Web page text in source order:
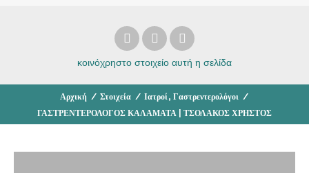
κοινόχρηστο στοιχείο αυτή η σελίδα
Αρχική / Στοιχεία / Ιατροί, Γαστρεντερολόγοι /
ΓΑΣΤΡΕΝΤΕΡΟΛΟΓΟΣ ΚΑΛΑΜΑΤΑ | ΤΣΟΛΑΚΟΣ ΧΡΗΣΤΟΣ